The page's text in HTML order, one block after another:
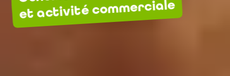
et activité commerciale